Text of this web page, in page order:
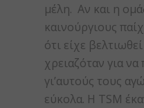
μέλη. Αν και η
καινούργιους
ότι είχε
χρειαζόταν για να
γι’αυτούς τους
εύκολα. Η TSM